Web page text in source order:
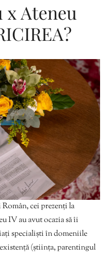
Ateneu
cei prezenți la
IV au avut ocazia să îi
specialiști în domeniile
(știința, parentingul